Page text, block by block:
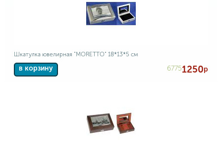
Шкатулка ювелирная "MORETTO" 18*13*5 см
в корзину 67751250р